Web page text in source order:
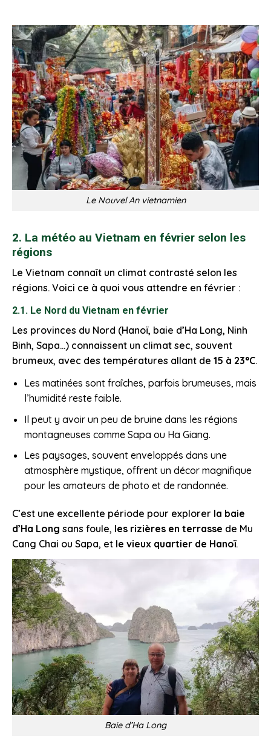
Le Nouvel An vietnamien
2. La météo au Vietnam en février selon les
régions
Le Vietnam connaît un climat contrasté selon les
régions. Voici ce à quoi vous attendre en février :
2.1. Le Nord du Vietnam en février
Les provinces du Nord (Hanoï, baie d’Ha Long, Ninh
Binh, Sapa…) connaissent un climat sec, souvent
brumeux, avec des températures allant de 15 à 23°C.
Les matinées sont fraîches, parfois brumeuses, mais
l’humidité reste faible.
Il peut y avoir un peu de bruine dans les régions
montagneuses comme Sapa ou Ha Giang.
Les paysages, souvent enveloppés dans une
atmosphère mystique, offrent un décor magnifique
pour les amateurs de photo et de randonnée.
C’est une excellente période pour explorer la baie
d’Ha Long sans foule, les rizières en terrasse de Mu
Cang Chai ou Sapa, et le vieux quartier de Hanoï.
Baie d’Ha Long